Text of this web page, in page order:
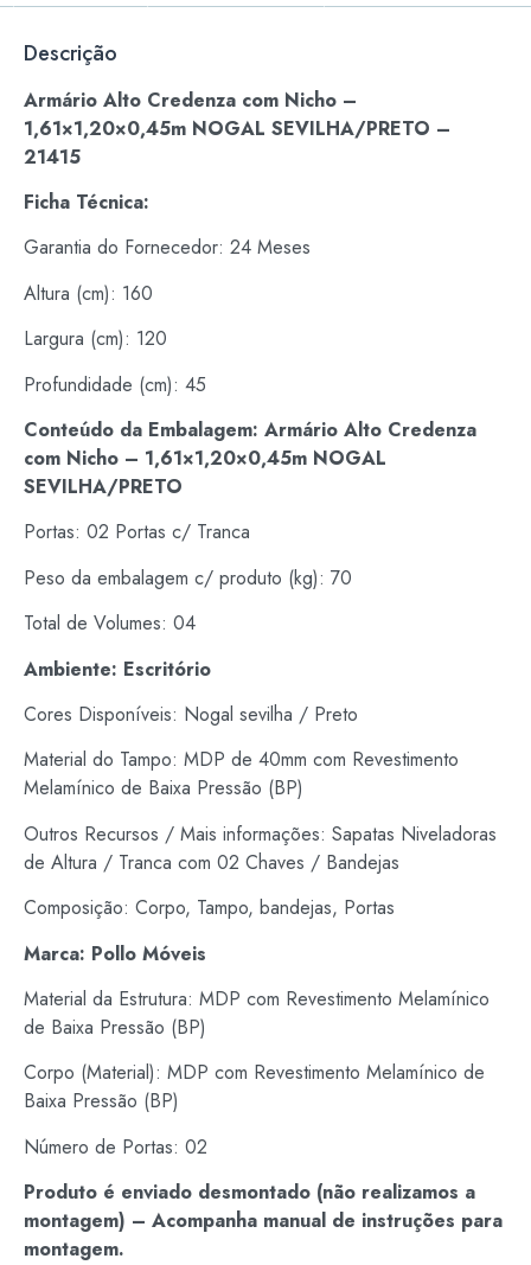
Descrição
Armário Alto Credenza com Nicho –
1,61×1,20×0,45m NOGAL SEVILHA/PRETO –
21415
Ficha Técnica:
Garantia do Fornecedor: 24 Meses
Altura (cm): 160
Largura (cm): 120
Profundidade (cm): 45
Conteúdo da Embalagem: Armário Alto Credenza
com Nicho – 1,61×1,20×0,45m NOGAL
SEVILHA/PRETO
Portas: 02 Portas c/ Tranca
Peso da embalagem c/ produto (kg): 70
Total de Volumes: 04
Ambiente: Escritório
Cores Disponíveis: Nogal sevilha / Preto
Material do Tampo: MDP de 40mm com Revestimento
Melamínico de Baixa Pressão (BP)
Outros Recursos / Mais informações: Sapatas Niveladoras
de Altura / Tranca com 02 Chaves / Bandejas
Composição: Corpo, Tampo, bandejas, Portas
Marca: Pollo Móveis
Material da Estrutura: MDP com Revestimento Melamínico
de Baixa Pressão (BP)
Corpo (Material): MDP com Revestimento Melamínico de
Baixa Pressão (BP)
Número de Portas: 02
Produto é enviado desmontado (não realizamos a
montagem) – Acompanha manual de instruções para
montagem.